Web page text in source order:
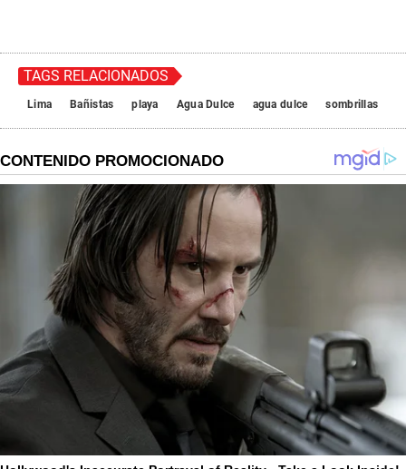
TAGS RELACIONADOS
Lima Bañistas playa Agua Dulce agua dulce sombrillas